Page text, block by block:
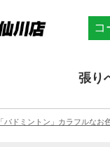
コ
張り
「バドミントン」カラフルなお